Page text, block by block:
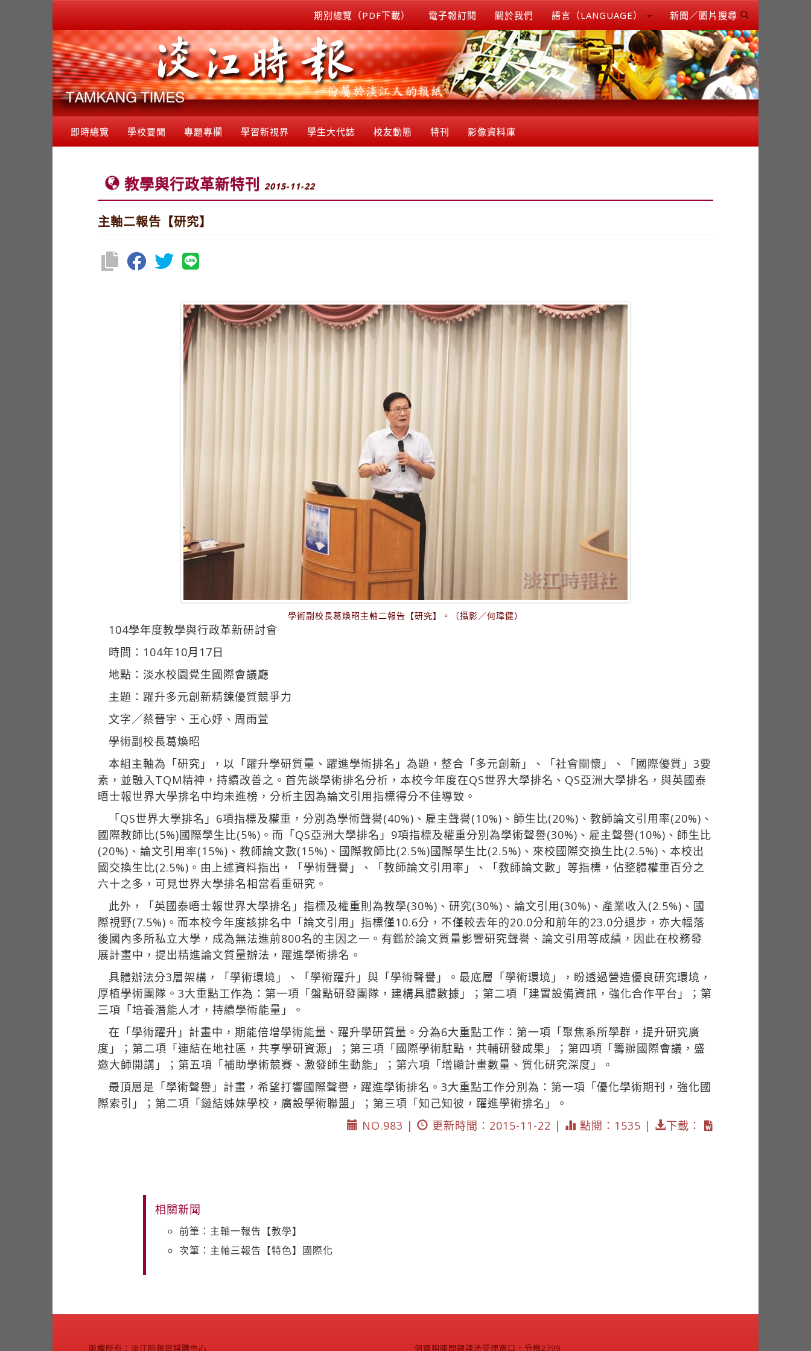
期別總覽（PDF下載） 電子報訂閱 關於我們 語言（LANGUAGE） 新聞／圖片搜尋
即時總覽 學校要聞 專題專欄 學習新視界 學生大代誌 校友動態 特刊 影像資料庫
教學與行政革新特刊 2015-11-22
主軸二報告【研究】
學術副校長葛煥昭主軸二報告【研究】。（攝影／何瑋健）
104學年度教學與行政革新研討會
時間：104年10月17日
地點：淡水校園覺生國際會議廳
主題：躍升多元創新精鍊優質競爭力
文字／蔡晉宇、王心妤、周雨萱
學術副校長葛煥昭
本組主軸為「研究」，以「躍升學研質量、躍進學術排名」為題，整合「多元創新」、「社會關懷」、「國際優質」3要
素，並融入TQM精神，持續改善之。首先談學術排名分析，本校今年度在QS世界大學排名、QS亞洲大學排名，與英國泰
晤士報世界大學排名中均未進榜，分析主因為論文引用指標得分不佳導致。
「QS世界大學排名」6項指標及權重，分別為學術聲譽(40%)、雇主聲譽(10%)、師生比(20%)、教師論文引用率(20%)、
國際教師比(5%)國際學生比(5%)。而「QS亞洲大學排名」9項指標及權重分別為學術聲譽(30%)、雇主聲譽(10%)、師生比
(20%)、論文引用率(15%)、教師論文數(15%)、國際教師比(2.5%)國際學生比(2.5%)、來校國際交換生比(2.5%)、本校出
國交換生比(2.5%)。由上述資料指出，「學術聲譽」、「教師論文引用率」、「教師論文數」等指標，佔整體權重百分之
六十之多，可見世界大學排名相當看重研究。
此外，「英國泰晤士報世界大學排名」指標及權重則為教學(30%)、研究(30%)、論文引用(30%)、產業收入(2.5%)、國
際視野(7.5%)。而本校今年度該排名中「論文引用」指標僅10.6分，不僅較去年的20.0分和前年的23.0分退步，亦大幅落
後國內多所私立大學，成為無法進前800名的主因之一。有鑑於論文質量影響研究聲譽、論文引用等成績，因此在校務發
展計畫中，提出精進論文質量辦法，躍進學術排名。
具體辦法分3層架構，「學術環境」、「學術躍升」與「學術聲譽」。最底層「學術環境」，盼透過營造優良研究環境，
厚植學術團隊。3大重點工作為：第一項「盤點研發團隊，建構具體數據」；第二項「建置設備資訊，強化合作平台」；第
三項「培養潛能人才，持續學術能量」。
在「學術躍升」計畫中，期能倍增學術能量、躍升學研質量。分為6大重點工作：第一項「聚焦系所學群，提升研究廣
度」；第二項「連結在地社區，共享學研資源」；第三項「國際學術駐點，共輔研發成果」；第四項「籌辦國際會議，盛
邀大師開講」；第五項「補助學術競賽、激發師生動能」；第六項「增顯計畫數量、質化研究深度」。
最頂層是「學術聲譽」計畫，希望打響國際聲譽，躍進學術排名。3大重點工作分別為：第一項「優化學術期刊，強化國
際索引」；第二項「鏈結姊妹學校，廣設學術聯盟」；第三項「知己知彼，躍進學術排名」。
NO.983 |
更新時間：2015-11-22 | 點閱：1535 | 下載：
相關新聞
前筆：主軸一報告【教學】
次筆：主軸三報告【特色】國際化
版權所有：淡江時報與媒體中心 個資相關問題請洽受理窗口，分機2799